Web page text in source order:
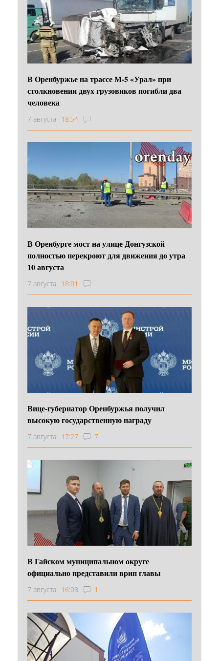
В Оренбуржье на трассе М-5 «Урал» при
столкновении двух грузовиков погибли два
человека
7 августа 18:54
В Оренбурге мост на улице Донгузской
полностью перекроют для движения до утра
10 августа
7 августа 18:01
Вице-губернатор Оренбуржья получил
высокую государственную награду
7 августа 17:27 7
В Гайском муниципальном округе
официально представили врип главы
7 августа 16:08 1